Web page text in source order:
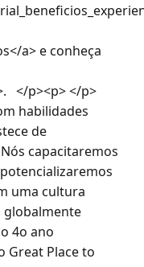
a> e conheça
</p><p> </p>
habilidades
de
capacitaremos
uma cultura
globalmente
4o ano
Great Place to